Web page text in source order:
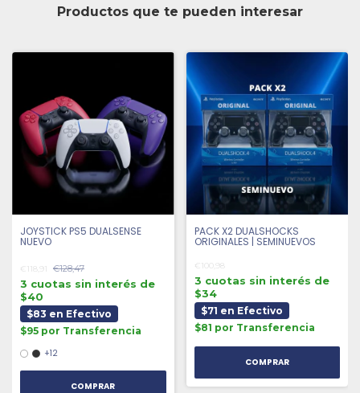
Productos que te pueden interesar
JOYSTICK PS5 DUALSENSE
NUEVO
€118,91 €128,47
3 cuotas sin interés de
$40
$83 en Efectivo
$95 por Transferencia
+12
COMPRAR
PACK X2 DUALSHOCKS
ORIGINALES | SEMINUEVOS
€100,98
3 cuotas sin interés de
$34
$71 en Efectivo
$81 por Transferencia